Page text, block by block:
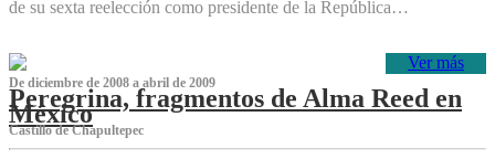
de su sexta reelección como presidente de la República…
Ver más
De diciembre de 2008 a abril de 2009
Peregrina, fragmentos de Alma Reed en
México
Castillo de Chapultepec